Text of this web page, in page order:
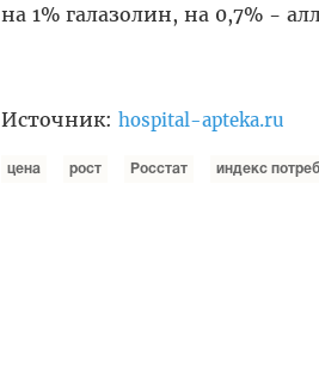
на 1% галазолин, на 0,7% -
Источник: hospital-apteka.ru
цена рост Росстат индекс